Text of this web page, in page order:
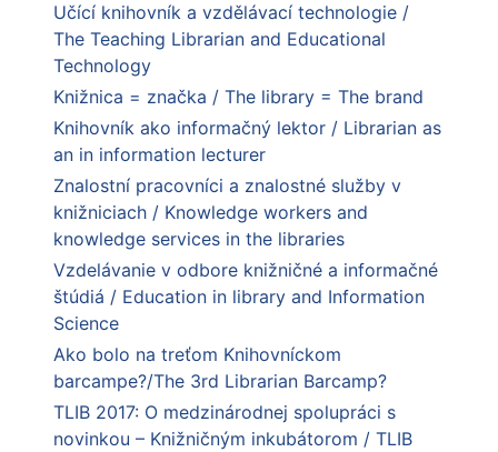
Učící knihovník a vzdělávací technologie /
The Teaching Librarian and Educational
Technology
Knižnica = značka / The library = The brand
Knihovník ako informačný lektor / Librarian as
an in information lecturer
Znalostní pracovníci a znalostné služby v
knižniciach / Knowledge workers and
knowledge services in the libraries
Vzdelávanie v odbore knižničné a informačné
štúdiá / Education in library and Information
Science
Ako bolo na treťom Knihovníckom
barcampe?/The 3rd Librarian Barcamp?
TLIB 2017: O medzinárodnej spolupráci s
novinkou – Knižničným inkubátorom / TLIB